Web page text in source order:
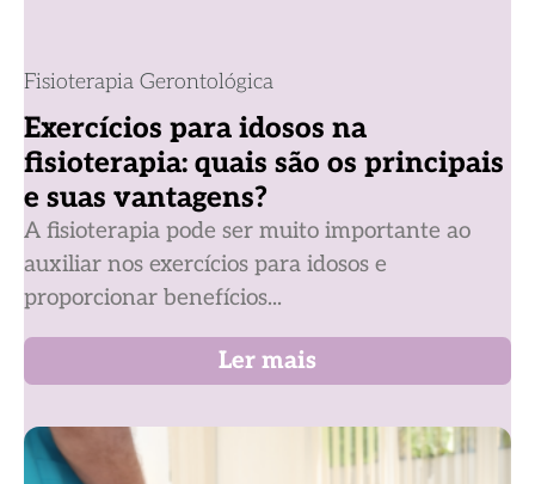
Fisioterapia Gerontológica
Exercícios para idosos na
fisioterapia: quais são os principais
e suas vantagens?
A fisioterapia pode ser muito importante ao
auxiliar nos exercícios para idosos e
proporcionar benefícios...
Ler mais